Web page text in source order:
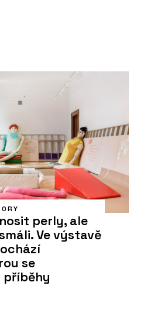
perly, ale
Ve výstavě
se